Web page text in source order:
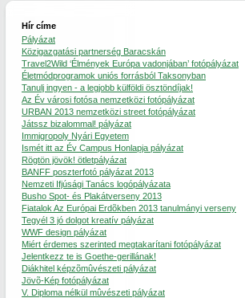
Hír címe
Pályázat
Közigazgatási partnerség Baracskán
Travel2Wild ‘Élmények Európa vadonjában’ fotópályázat
Életmódprogramok uniós forrásból Taksonyban
Tanulj ingyen - a legjobb külföldi ösztöndíjak!
Az Év városi fotósa nemzetközi fotópályázat
URBAN 2013 nemzetközi street fotópályázat
Játssz bizalommal! pályázat
Immigropoly Nyári Egyetem
Ismét itt az Év Campus Honlapja pályázat
Rögtön jövök! ötletpályázat
BANFF poszterfotó pályázat 2013
Nemzeti Ifjúsági Tanács logópályázata
Busho Spot- és Plakátverseny 2013
Fiatalok Az Európai Erdõkben 2013 tanulmányi verseny
Tegyél 3 jó dolgot kreatív pályázat
WWF design pályázat
Miért érdemes szerinted megtakarítani fotópályázat
Jelentkezz te is Goethe-gerillának!
Diákhitel képzõmûvészeti pályázat
Jövõ-Kép fotópályázat
V. Diploma nélkül mûvészeti pályázat